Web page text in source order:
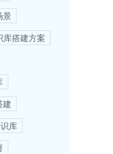
景
库搭建方案
建
库